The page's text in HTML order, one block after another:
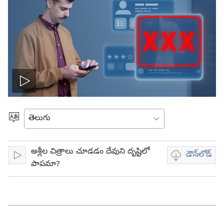
వీడియో
ప్లే
చేయి
భాష
ఎంచుకోండి
ప్లే
అశ్లీల చిత్రాలు చూడడం దేవుని దృష్టిలో
పాపమా?
డౌన్‌లోడ్‌
వీడియో
డౌన్‌లోడ్‌